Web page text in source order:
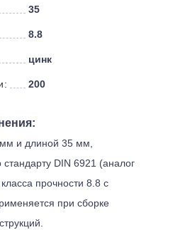
35
8.8
цинк
200
и длиной 35 мм,
стандарту DIN 6921 (аналог
прочности 8.8 с
при сборке